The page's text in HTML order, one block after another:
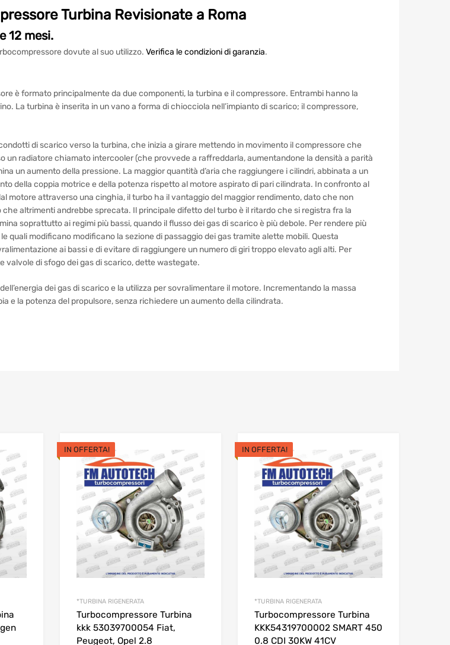
Turbina Revisionate a Roma
12 mesi.
dovute al suo utilizzo. Verifica le condizioni di garanzia.
è formato principalmente da due componenti, la turbina e il compressore. Entrambi hanno la
La turbina è inserita in un vano a forma di chiocciola nell’impianto di scarico; il compressore,
di scarico verso la turbina, che inizia a girare mettendo in movimento il compressore che
un radiatore chiamato intercooler (che provvede a raffreddarla, aumentandone la densità a parità
un aumento della pressione. La maggior quantità d’aria che raggiungere i cilindri, abbinata a un
della coppia motrice e della potenza rispetto al motore aspirato di pari cilindrata. In confronto al
motore attraverso una cinghia, il turbo ha il vantaggio del maggior rendimento, dato che non
altrimenti andrebbe sprecata. Il principale difetto del turbo è il ritardo che si registra fra la
soprattutto ai regimi più bassi, quando il flusso dei gas di scarico è più debole. Per rendere più
quali modificano modificano la sezione di passaggio dei gas tramite alette mobili. Questa
ai bassi e di evitare di raggiungere un numero di giri troppo elevato agli alti. Per
valvole di sfogo dei gas di scarico, dette wastegate.
dei gas di scarico e la utilizza per sovralimentare il motore. Incrementando la massa
e la potenza del propulsore, senza richiedere un aumento della cilindrata.
IN OFFERTA!
*TURBINA RIGENERATA
Turbocompressore Turbina
kkk 53039700054 Fiat,
Peugeot, Opel 2.8
IN OFFERTA!
*TURBINA RIGENERATA
Turbocompressore Turbina
KKK54319700002 SMART 450
0.8 CDI 30KW 41CV